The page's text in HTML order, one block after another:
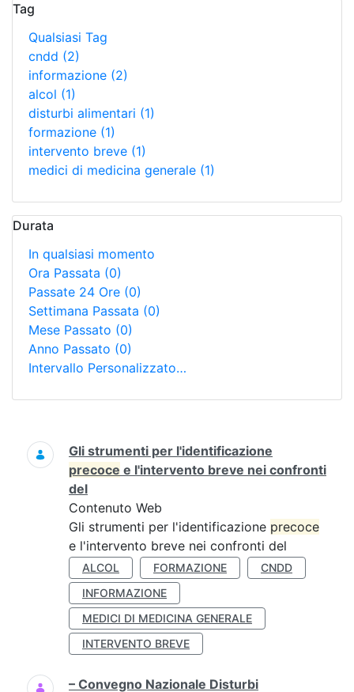
Tag
Qualsiasi Tag
cndd (2)
informazione (2)
alcol (1)
disturbi alimentari (1)
formazione (1)
intervento breve (1)
medici di medicina generale (1)
Durata
In qualsiasi momento
Ora Passata (0)
Passate 24 Ore (0)
Settimana Passata (0)
Mese Passato (0)
Anno Passato (0)
Intervallo Personalizzato…
Ricerca
Gli strumenti per l'identificazione
precoce e l'intervento breve nei confronti
del
Contenuto Web
Gli strumenti per l'identificazione precoce
e l'intervento breve nei confronti del
ALCOL FORMAZIONE
CNDD
INFORMAZIONE
MEDICI DI MEDICINA GENERALE
INTERVENTO BREVE
– Convegno Nazionale Disturbi